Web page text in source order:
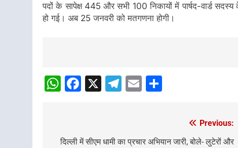
पदों के सापेक्ष 445 और सभी 100 निकायों में पार्षद-वार्ड
हो गई। अब 25 जनवरी को मतगणना होगी।
Navigation
WhatsApp
Facebook
X Telegram
Email
navigation
Previous:
दिल्ली में सीएम धामी का प्रचार अभियान जारी, बोले- लुटेरों और